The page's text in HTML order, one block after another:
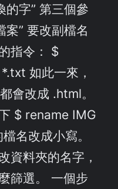
的字” 第三個參
案” 要改副檔名
指令： $
如此一來，
會改成 .html。
$ rename IMG
名改成小寫。
資料夾的名字，
篩選。 一個步